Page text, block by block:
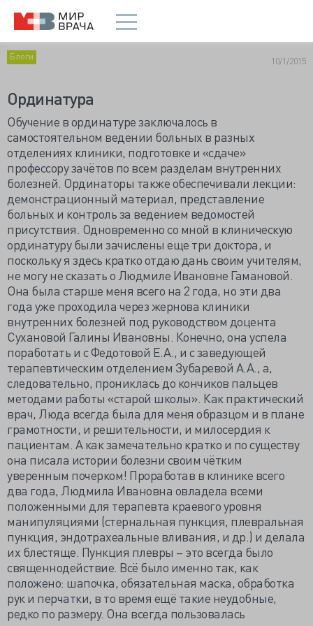
Блоги 10/1/2015
Ординатура
Обучение в ординатуре заключалось в
самостоятельном ведении больных в разных
отделениях клиники, подготовке и «сдаче»
профессору зачётов по всем разделам внутренних
болезней. Ординаторы также обеспечивали лекции:
демонстрационный материал, представление
больных и контроль за ведением ведомостей
присутствия. Одновременно со мной в клиническую
ординатуру были зачислены еще три доктора, и
поскольку я здесь кратко отдаю дань своим учителям,
не могу не сказать о Людмиле Ивановне Гамановой.
Она была старше меня всего на 2 года, но эти два
года уже проходила через жернова клиники
внутренних болезней под руководством доцента
Сухановой Галины Ивановны. Конечно, она успела
поработать и с Федотовой Е.А., и с заведующей
терапевтическим отделением Зубаревой А.А., а,
следовательно, прониклась до кончиков пальцев
методами работы «старой школы». Как практический
врач, Люда всегда была для меня образцом и в плане
грамотности, и решительности, и милосердия к
пациентам. А как замечательно кратко и по существу
она писала истории болезни своим чётким
уверенным почерком! Проработав в клинике всего
два года, Людмила Ивановна овладела всеми
положенными для терапевта краевого уровня
манипуляциями (стернальная пункция, плевральная
пункция, эндотрахеальные вливания, и др.) и делала
их блестяще. Пункция плевры – это всегда было
священнодействие. Всё было именно так, как
положено: шапочка, обязательная маска, обработка
рук и перчатки, в то время ещё такие неудобные,
редко по размеру. Она всегда пользовалась